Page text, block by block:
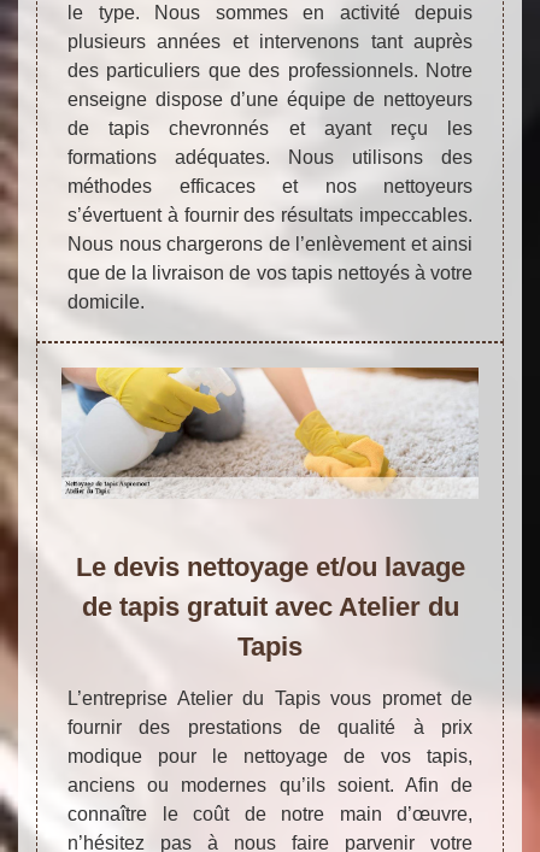
le type. Nous sommes en activité depuis
plusieurs années et intervenons tant auprès
des particuliers que des professionnels. Notre
enseigne dispose d’une équipe de nettoyeurs
de tapis chevronnés et ayant reçu les
formations adéquates. Nous utilisons des
méthodes efficaces et nos nettoyeurs
s’évertuent à fournir des résultats impeccables.
Nous nous chargerons de l’enlèvement et ainsi
que de la livraison de vos tapis nettoyés à votre
domicile.
Le devis nettoyage et/ou lavage
de tapis gratuit avec Atelier du
Tapis
L’entreprise Atelier du Tapis vous promet de
fournir des prestations de qualité à prix
modique pour le nettoyage de vos tapis,
anciens ou modernes qu’ils soient. Afin de
connaître le coût de notre main d’œuvre,
n’hésitez pas à nous faire parvenir votre